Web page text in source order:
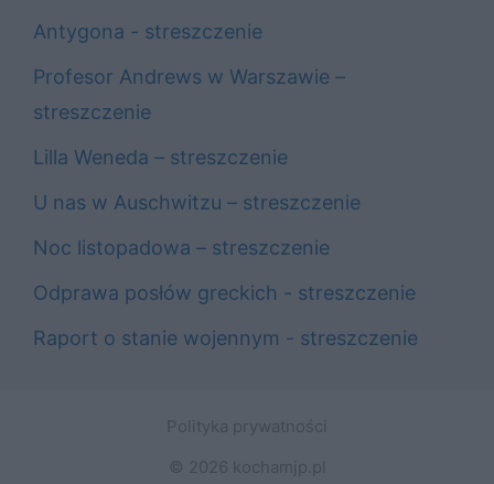
Antygona - streszczenie
Profesor Andrews w Warszawie –
streszczenie
Lilla Weneda – streszczenie
U nas w Auschwitzu – streszczenie
Noc listopadowa – streszczenie
Odprawa posłów greckich - streszczenie
Raport o stanie wojennym - streszczenie
Polityka prywatności
© 2026 kochamjp.pl